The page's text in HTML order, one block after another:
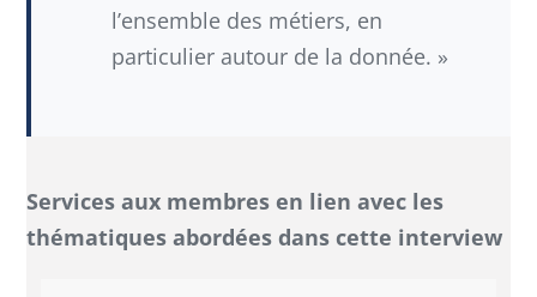
l’ensemble des métiers, en
particulier autour de la donnée. »
Services aux membres en lien avec les
thématiques abordées dans cette interview